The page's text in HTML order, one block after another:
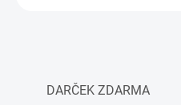
DARČEK ZDARMA